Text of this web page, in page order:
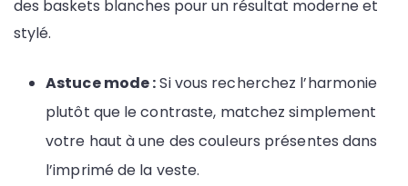
des baskets blanches pour un résultat moderne et
stylé.
Astuce mode :Si vous recherchez l’harmonie
plutôt que le contraste, matchez simplement
votre haut à une des couleurs présentes dans
l’imprimé de la veste.